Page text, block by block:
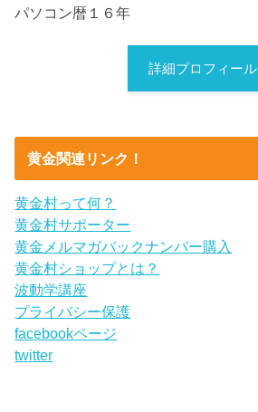
パソコン暦１６年
詳細プロフィール
黄金関連リンク！
黄金村って何？
黄金村サポーター
黄金メルマガバックナンバー購入
黄金村ショップとは？
波動学講座
プライバシー保護
facebookページ
twitter